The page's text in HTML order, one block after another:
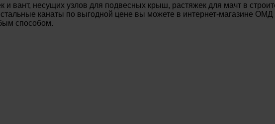
вант, несущих узлов для подвесных крыш, растяжек для мачт в
стальные канаты по выгодной цене вы можете в интернет-магазине
способом.